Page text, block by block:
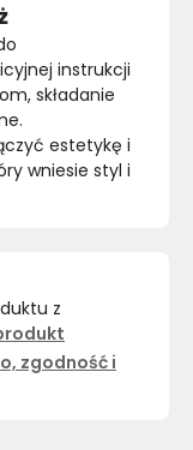
instrukcji
składanie
estetykę i
wniesie styl i
z
zgodność i